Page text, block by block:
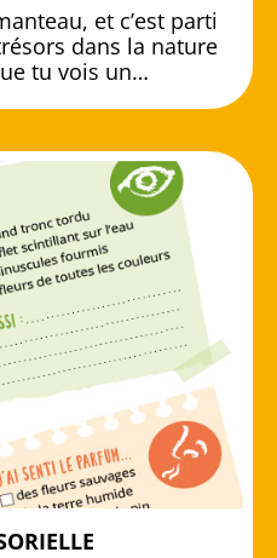
et c’est parti
dans la nature
tu vois un…